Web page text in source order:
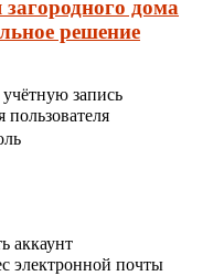
дома
решение
запись
аккаунт
электронной почты